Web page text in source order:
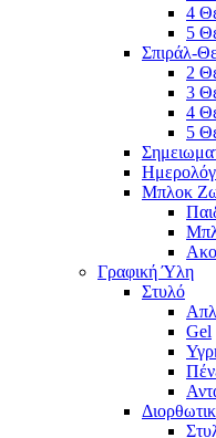
4
5
Σπιράλ-
2
3
4
5
Μπλοκ
Γραφική Ύλη
Στυλό
Gel